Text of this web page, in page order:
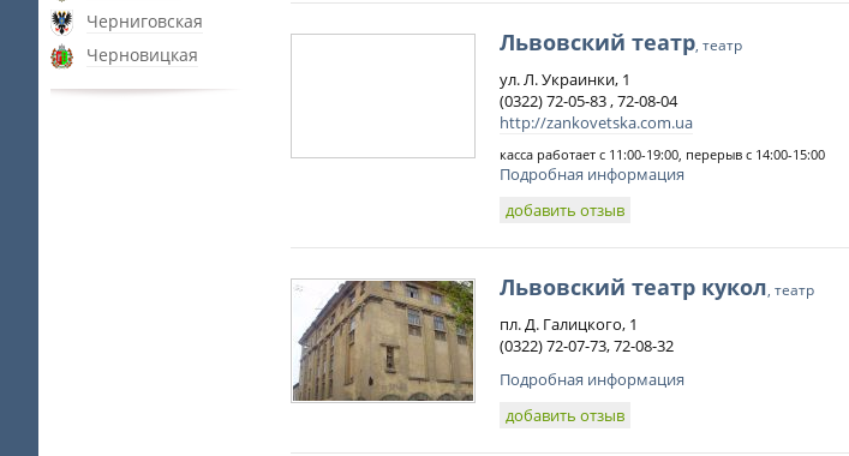
Черниговская
Черновицкая
Львовский театр, театр
ул. Л. Украинки, 1
(0322) 72-05-83 , 72-08-04
http://zankovetska.com.ua
касса работает с 11:00-19:00, перерыв с 14:00-15:00
Подробная информация
добавить отзыв
Львовский театр кукол, театр
пл. Д. Галицкого, 1
(0322) 72-07-73, 72-08-32
Подробная информация
добавить отзыв